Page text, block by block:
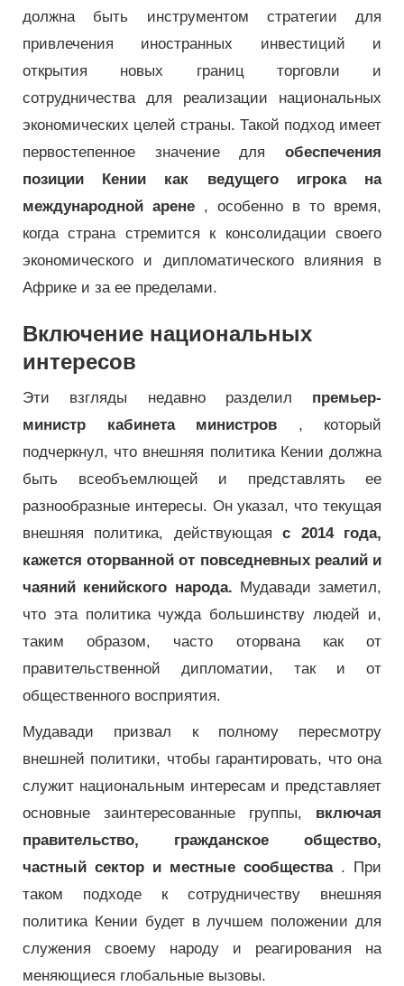
должна быть инструментом стратегии для
привлечения иностранных инвестиций и
открытия новых границ торговли и
сотрудничества для реализации национальных
экономических целей страны. Такой подход имеет
первостепенное значение для обеспечения
позиции Кении как ведущего игрока на
международной арене , особенно в то время,
когда страна стремится к консолидации своего
экономического и дипломатического влияния в
Африке и за ее пределами.
Включение национальных
интересов
Эти взгляды недавно разделил премьер-
министр кабинета министров , который
подчеркнул, что внешняя политика Кении должна
быть всеобъемлющей и представлять ее
разнообразные интересы. Он указал, что текущая
внешняя политика, действующаяс 2014 года,
кажется оторванной от повседневных реалий и
чаяний кенийского народа. Мудавади заметил,
что эта политика чужда большинству людей и,
таким образом, часто оторвана как от
правительственной дипломатии, так и от
общественного восприятия.
Мудавади призвал к полному пересмотру
внешней политики, чтобы гарантировать, что она
служит национальным интересам и представляет
основные заинтересованные группы, включая
правительство, гражданское общество,
частный сектор и местные сообщества. При
таком подходе к сотрудничеству внешняя
политика Кении будет в лучшем положении для
служения своему народу и реагирования на
меняющиеся глобальные вызовы.